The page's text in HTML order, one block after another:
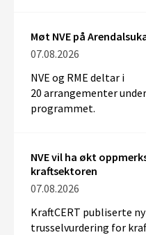
Møt NVE på
07.08.2026
NVE og RME deltar i
20 arrangementerunder
programmet.
NVE vil ha økt
kraftsektoren
07.08.2026
KraftCERT publiserte
trusselvurdering for